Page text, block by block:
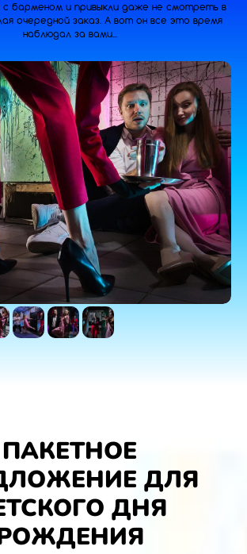
с барменом и привыкли даже не смотреть в
очередной заказ. А вот он все это время
наблюдал за вами...
ПАКЕТНОЕ
ДЛЯ
ДНЯ